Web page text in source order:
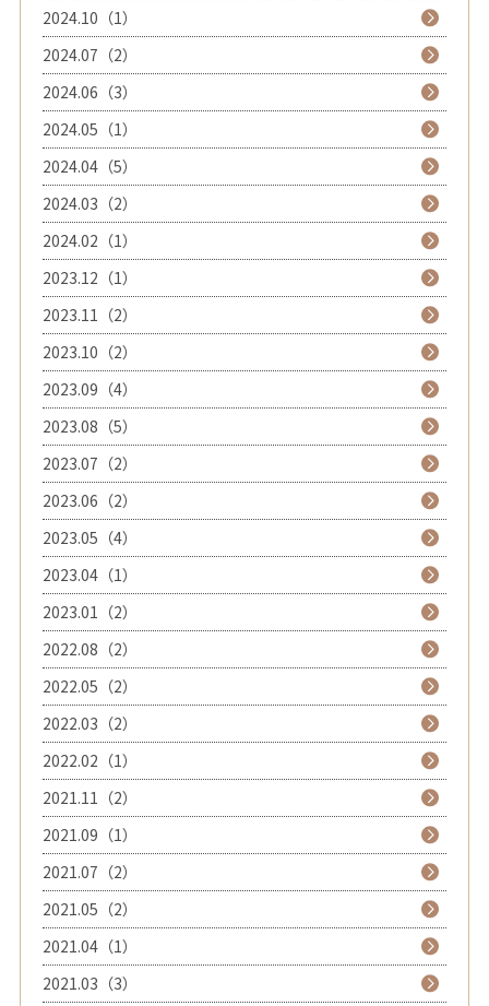
2024.10（1）
2024.07（2）
2024.06（3）
2024.05（1）
2024.04（5）
2024.03（2）
2024.02（1）
2023.12（1）
2023.11（2）
2023.10（2）
2023.09（4）
2023.08（5）
2023.07（2）
2023.06（2）
2023.05（4）
2023.04（1）
2023.01（2）
2022.08（2）
2022.05（2）
2022.03（2）
2022.02（1）
2021.11（2）
2021.09（1）
2021.07（2）
2021.05（2）
2021.04（1）
2021.03（3）